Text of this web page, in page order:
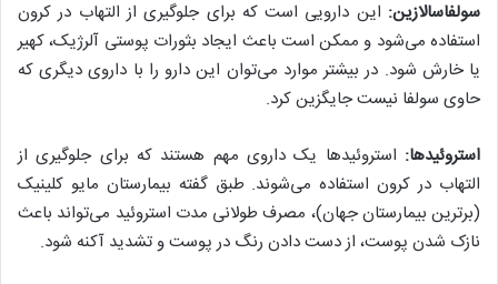
سولفاسالازین: این دارویی است که برای جلوگیری از التهاب در کرون
استفاده می‌شود و ممکن است باعث ایجاد بثورات پوستی آلرژیک، کهیر
یا خارش شود. در بیشتر موارد می‌توان این دارو را با داروی دیگری که
حاوی سولفا نیست جایگزین کرد.
استروئید‌ها: استروئیدها یک داروی مهم هستند که برای جلوگیری از
التهاب در کرون استفاده می‌شوند. طبق گفته بیمارستان مایو کلینیک
(برترین بیمارستان جهان)، مصرف طولانی مدت استروئید می‌تواند باعث
نازک شدن پوست، از دست دادن رنگ در پوست و تشدید آکنه شود.